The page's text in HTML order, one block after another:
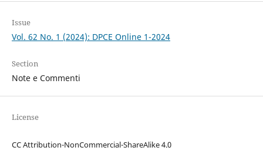
Issue
Vol. 62 No. 1 (2024): DPCE Online 1-2024
Section
Note e Commenti
License
CC Attribution-NonCommercial-ShareAlike 4.0